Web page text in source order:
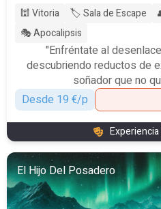
🕍 Vitoria 🏷️ Sala de Escape
🎭 Apocalipsis
"Enfréntate al
descubriendo reductos de
soñador que no
Desde 19 €/p
El Hijo Del Posadero